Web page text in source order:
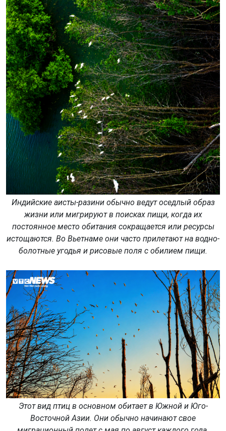
Индийские аисты-разини обычно ведут оседлый образ
жизни или мигрируют в поисках пищи, когда их
постоянное место обитания сокращается или ресурсы
истощаются. Во Вьетнаме они часто прилетают на водно-
болотные угодья и рисовые поля с обилием пищи.
Этот вид птиц в основном обитает в Южной и Юго-
Восточной Азии. Они обычно начинают свое